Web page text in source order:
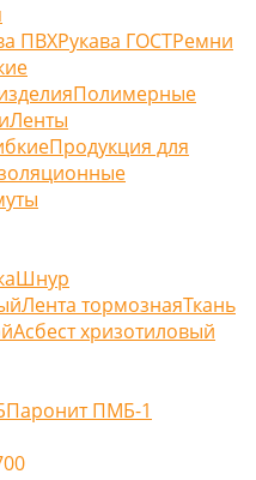
ПВХРукава ГОСТРемни
Полимерные
Ленты
Продукция для
Шнур
Лента тормознаяТкань
Асбест хризотиловый
Паронит ПМБ-1